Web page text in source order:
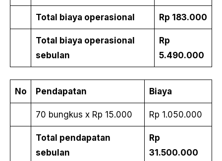
Total biaya operasional Rp 183.000
Total biaya operasional
sebulan
Rp
5.490.000
No Pendapatan Biaya
70 bungkus x Rp 15.000 Rp 1.050.000
Total pendapatan
sebulan
Rp
31.500.000